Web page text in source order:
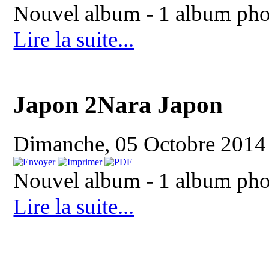
Nouvel album - 1 album
Lire la suite...
Japon 2Nara Japon
Dimanche, 05 Octobre
Nouvel album - 1 album
Lire la suite...